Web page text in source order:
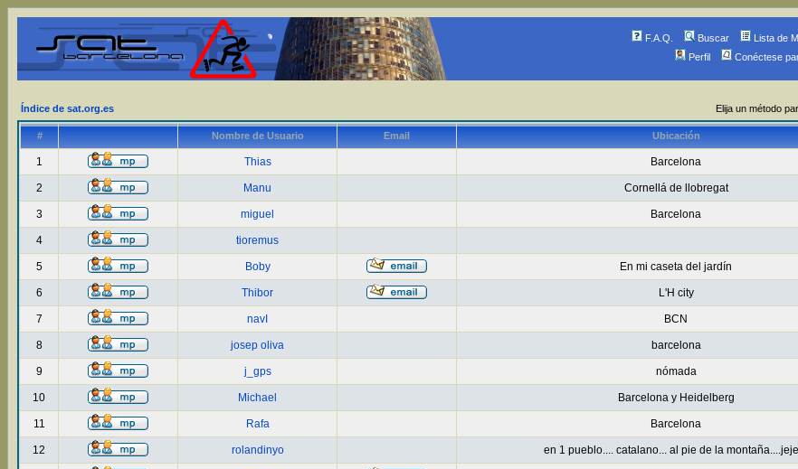
F.A.Q. Buscar Lista de
Perfil
Conéctese
Índice de sat.org.es Elija un método
# Nombre de Usuario Email Ubicación
1 Thias Barcelona
2 Manu Cornellá de llobregat
3 miguel Barcelona
4 tioremus
5 Boby En mi caseta del jardín
6 Thibor L'H city
7 navI BCN
8 josep oliva barcelona
9 j_gps nómada
10 Michael Barcelona y Heidelberg
11 Rafa Barcelona
12 rolandinyo en 1 pueblo.... catalano... al pie de la